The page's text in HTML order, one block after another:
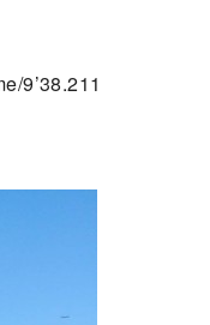
9’38.211